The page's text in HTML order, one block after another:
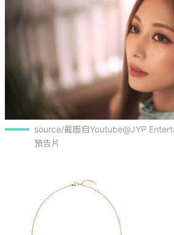
source/截圖自Youtube@JYP
預告片